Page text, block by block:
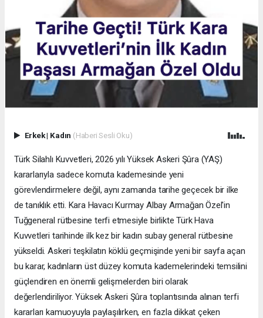
Erkek| Kadın (Haberi Sesli Oku)
Türk Silahlı Kuvvetleri, 2026 yılı Yüksek Askeri Şûra (YAŞ)
kararlarıyla sadece komuta kademesinde yeni
görevlendirmelere değil, aynı zamanda tarihe geçecek bir ilke
de tanıklık etti. Kara Havacı Kurmay Albay Armağan Özel'in
Tuğgeneral rütbesine terfi etmesiyle birlikte Türk Hava
Kuvvetleri tarihinde ilk kez bir kadın subay general rütbesine
yükseldi. Askeri teşkilatın köklü geçmişinde yeni bir sayfa açan
bu karar, kadınların üst düzey komuta kademelerindeki temsilini
güçlendiren en önemli gelişmelerden biri olarak
değerlendiriliyor. Yüksek Askeri Şûra toplantısında alınan terfi
kararları kamuoyuyla paylaşılırken, en fazla dikkat çeken